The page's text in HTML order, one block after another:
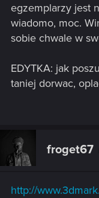
egzemplarzy jest
wiadomo, moc.
sobie chwale w
EDYTKA: jak
taniej dorwac,
froget67
http://